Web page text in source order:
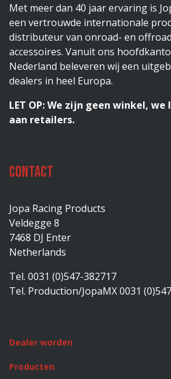
Met meer dan 40 jaar ervaring is
een vertrouwde internationale
distributeur van onroad- en
accessoires. Vanuit ons
Nederland beleveren wij een
dealers in heel Europa.
LET OP: We zijn geen winkel,
aan retailers.
Contact
Jopa Racing Products
Veldegge 8
7468 DJ Enter
Netherlands
Tel. 0031 (0)547-382717
Tel. Production/JopaMX 0031
Dealer worden
Producten